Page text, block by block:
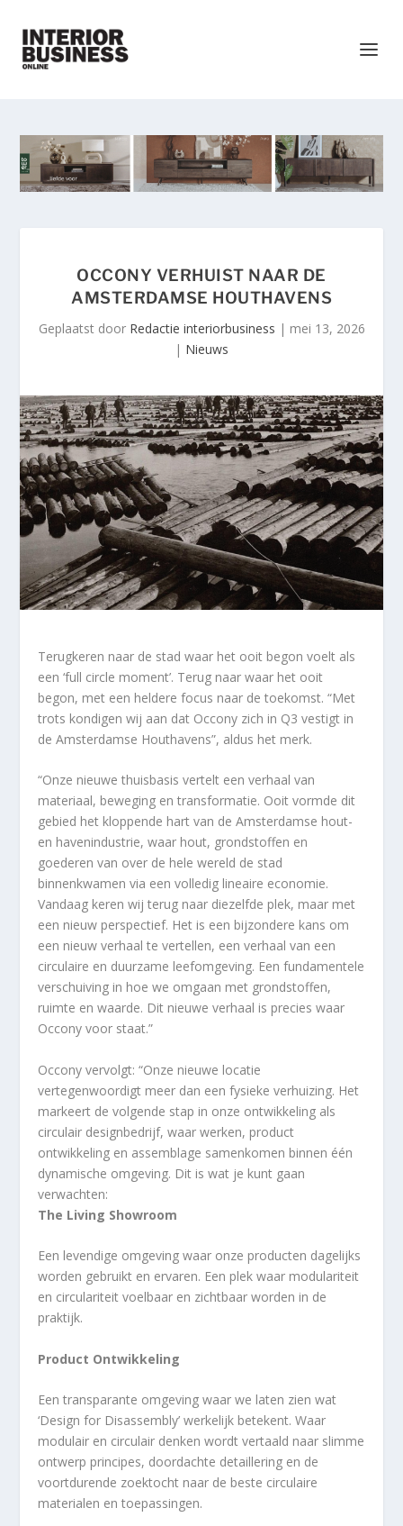
OCCONY VERHUIST NAAR DE
AMSTERDAMSE HOUTHAVENS
Geplaatst door Redactie interiorbusiness | mei 13, 2026
| Nieuws
Terugkeren naar de stad waar het ooit begon voelt als
een ‘full circle moment’. Terug naar waar het ooit
begon, met een heldere focus naar de toekomst. “Met
trots kondigen wij aan dat Occony zich in Q3 vestigt in
de Amsterdamse Houthavens”, aldus het merk.
“Onze nieuwe thuisbasis vertelt een verhaal van
materiaal, beweging en transformatie. Ooit vormde dit
gebied het kloppende hart van de Amsterdamse hout-
en havenindustrie, waar hout, grondstoffen en
goederen van over de hele wereld de stad
binnenkwamen via een volledig lineaire economie.
Vandaag keren wij terug naar diezelfde plek, maar met
een nieuw perspectief. Het is een bijzondere kans om
een nieuw verhaal te vertellen, een verhaal van een
circulaire en duurzame leefomgeving. Een fundamentele
verschuiving in hoe we omgaan met grondstoffen,
ruimte en waarde. Dit nieuwe verhaal is precies waar
Occony voor staat.”
Occony vervolgt: “Onze nieuwe locatie
vertegenwoordigt meer dan een fysieke verhuizing. Het
markeert de volgende stap in onze ontwikkeling als
circulair designbedrijf, waar werken, product
ontwikkeling en assemblage samenkomen binnen één
dynamische omgeving. Dit is wat je kunt gaan
verwachten:
The Living Showroom
Een levendige omgeving waar onze producten dagelijks
worden gebruikt en ervaren. Een plek waar modulariteit
en circulariteit voelbaar en zichtbaar worden in de
praktijk.
Product Ontwikkeling
Een transparante omgeving waar we laten zien wat
‘Design for Disassembly’ werkelijk betekent. Waar
modulair en circulair denken wordt vertaald naar slimme
ontwerp principes, doordachte detaillering en de
voortdurende zoektocht naar de beste circulaire
materialen en toepassingen.